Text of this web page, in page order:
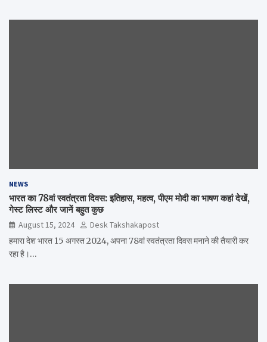
NEWS
भारत का 78वां स्वतंत्रता दिवस: इतिहास, महत्व, पीएम मोदी का भाषण कहां देखें,
गेस्ट लिस्ट और जानें बहुत कुछ
August 15, 2024
Desk Takshakapost
हमारा देश भारत 15 अगस्त 2024, अपना 78वां स्वतंत्रता दिवस मनाने की तैयारी कर
रहा है।…